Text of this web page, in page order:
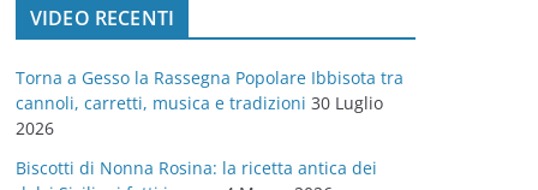
o
r
e
VIDEO RECENTI
Torna a Gesso la Rassegna Popolare Ibbisota tra
cannoli, carretti, musica e tradizioni 30 Luglio
2026
Biscotti di Nonna Rosina: la ricetta antica dei